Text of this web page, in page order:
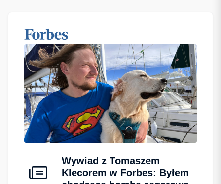
Wywiad z Tomaszem
Klecorem w Forbes: Byłem